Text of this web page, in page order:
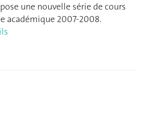
une nouvelle série de cours
académique 2007-2008.